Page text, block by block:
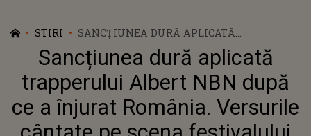
STIRI
SANCȚIUNEA DURĂ APLICATĂ
TRAPPERULUI ALBERT NBN DUPĂ CE A
ÎNJURAT ROMÂNIA. VERSURILE CÂNTATE
PE SCENA FESTIVALULUI "BEACH, PLEASE!
2025" I-A ADUS PROBLEME SERIOASE. CE SE
ÎNTÂMPLĂ CU ARTISTUL
Sancțiunea dură aplicată
trapperului Albert NBN după
ce a înjurat România. Versurile